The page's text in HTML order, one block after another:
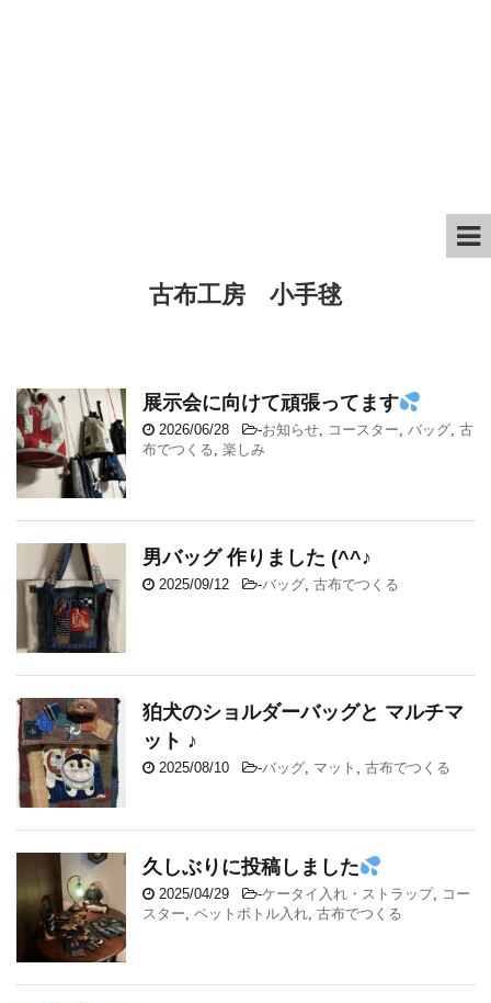
古布工房 小手毬
展示会に向けて頑張ってます
2026/06/28 -お知らせ コースター バッグ 古
布でつくる 楽しみ
男バッグ 作りました (^^♪
2025/09/12 -バッグ 古布でつくる
狛犬のショルダーバッグと マルチマ
ット ♪
2025/08/10 -バッグ マット 古布でつくる
久しぶりに投稿しました
2025/04/29 -ケータイ入れ・ストラップ, コー
スター ペットボトル入れ 古布でつくる